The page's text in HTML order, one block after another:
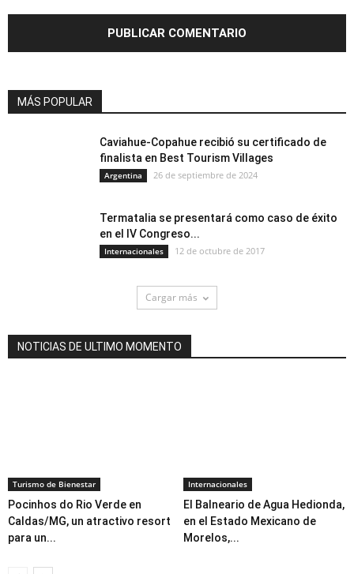
MÁS POPULAR
Caviahue-Copahue recibió su certificado de
finalista en Best Tourism Villages
Argentina 26 de septiembre de 2024
Termatalia se presentará como caso de éxito
en el IV Congreso...
Internacionales 12 de octubre de 2017
Cargar más
NOTICIAS DE ULTIMO MOMENTO
Turismo de Bienestar
Pocinhos do Rio Verde en
Caldas/MG, un atractivo resort
para un...
Internacionales
El Balneario de Agua Hedionda,
en el Estado Mexicano de
Morelos,...